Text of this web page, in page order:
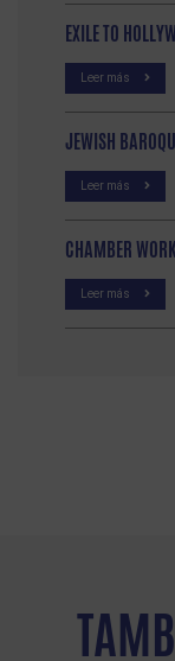
EXILE TO
Leer más
JEWISH
Leer más
CHAMBER
Leer más